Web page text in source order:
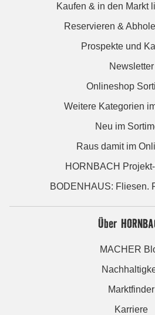
Kaufen & in den Markt
Reservieren &
Prospekte und
Newsletter
Onlineshop
Weitere Kategorien
Neu im
Raus damit im
HORNBACH
BODENHAUS: Fliesen.
Über
MACHER
Marktfinder
Karriere